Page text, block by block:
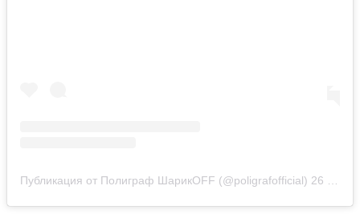
Публикация от Полиграф ШарикOFF (@poligrafofficial) 26 Ноя 2019 в 2:19 PST